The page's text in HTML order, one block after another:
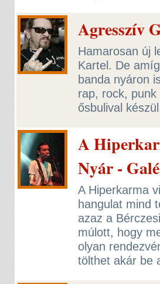
Agresszív
Hamarosan új
Kartel. De
banda nyáron
rap, rock,
ősbulival
A
Nyár -
A Hiperkarma
hangulat mind
azaz a
múlott, hogy
olyan
tölthet akár be